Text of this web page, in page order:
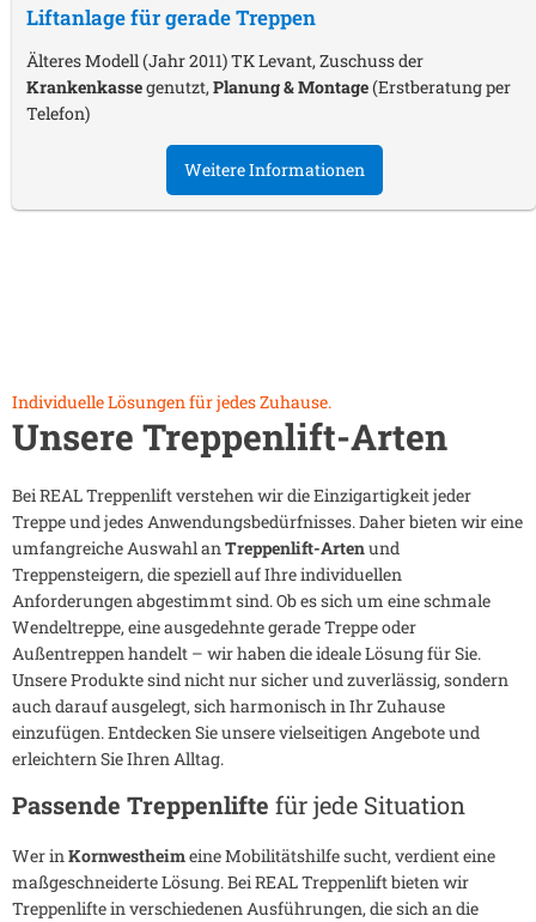
Liftanlage für gerade Treppen
Älteres Modell (Jahr 2011) TK Levant, Zuschuss der
Krankenkassegenutzt,Planung & Montage(Erstberatung per
Telefon)
Weitere Informationen
Individuelle Lösungen für jedes Zuhause.
Unsere Treppenlift-Arten
Bei REAL Treppenlift verstehen wir die Einzigartigkeit jeder
Treppe und jedes Anwendungsbedürfnisses. Daher bieten wir eine
umfangreiche Auswahl anTreppenlift-Artenund
Treppensteigern, die speziell auf Ihre individuellen
Anforderungen abgestimmt sind. Ob es sich um eine schmale
Wendeltreppe, eine ausgedehnte gerade Treppe oder
Außentreppen handelt – wir haben die ideale Lösung für Sie.
Unsere Produkte sind nicht nur sicher und zuverlässig, sondern
auch darauf ausgelegt, sich harmonisch in Ihr Zuhause
einzufügen. Entdecken Sie unsere vielseitigen Angebote und
erleichtern Sie Ihren Alltag.
Passende Treppenlifte für jede Situation
Wer inKornwestheimeine Mobilitätshilfe sucht, verdient eine
maßgeschneiderte Lösung. Bei REAL Treppenlift bieten wir
Treppenlifte in verschiedenen Ausführungen, die sich an die